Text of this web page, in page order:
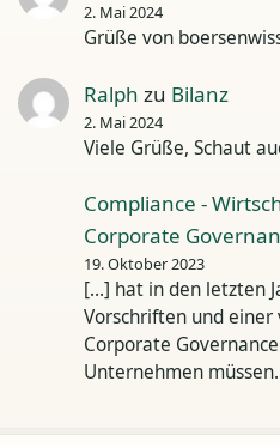
2. Mai 2024
Grüße von
Ralph zu Bilanz
2. Mai 2024
Viele Grüße, Schaut
Compliance -
Corporate
19. Oktober 2023
[…] hat in den letzten
Vorschriften und
Corporate
Unternehmen